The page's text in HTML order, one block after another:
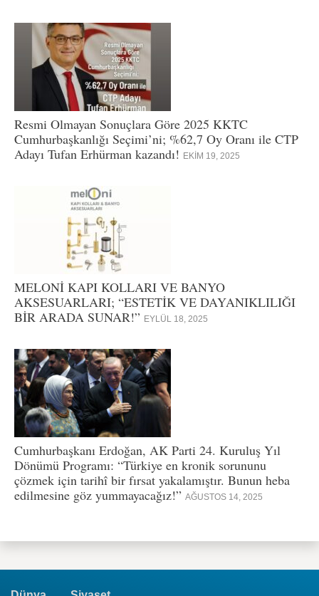
Resmi Olmayan Sonuçlara Göre 2025 KKTC
Cumhurbaşkanlığı Seçimi’ni; %62,7 Oy Oranı ile CTP
Adayı Tufan Erhürman kazandı! EKIM 19, 2025
MELONİ KAPI KOLLARI VE BANYO
AKSESUARLARI; “ESTETİK VE DAYANIKLILIĞI
BİR ARADA SUNAR!” EYLÜL 18, 2025
Cumhurbaşkanı Erdoğan, AK Parti 24. Kuruluş Yıl
Dönümü Programı: “Türkiye en kronik sorununu
çözmek için tarihî bir fırsat yakalamıştır. Bunun heba
edilmesine göz yummayacağız!” AĞUSTOS 14, 2025